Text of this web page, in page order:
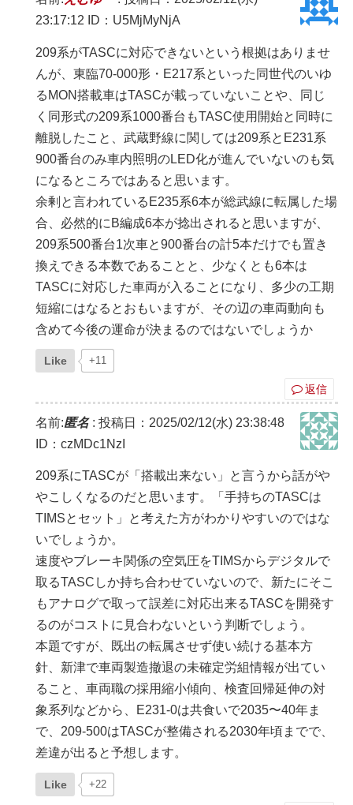
23:17:12
ID：U5MjMyNjA
209系がTASCに対応できないという根拠はありませ
んが、東臨70-000形・E217系といった同世代のいゆ
るMON搭載車はTASCが載っていないことや、同じ
く同形式の209系1000番台もTASC使用開始と同時に
離脱したこと、武蔵野線に関しては209系とE231系
900番台のみ車内照明のLED化が進んでいないのも気
になるところではあると思います。
余剰と言われているE235系6本が総武線に転属した場
合、必然的にB編成6本が捻出されると思いますが、
209系500番台1次車と900番台の計5本だけでも置き
換えできる本数であることと、少なくとも6本は
TASCに対応した車両が入ることになり、多少の工期
短縮にはなるとおもいますが、その辺の車両動向も
含めて今後の運命が決まるのではないでしょうか
Like +11
返信
名前:匿名: 投稿日：2025/02/12(水) 23:38:48
ID：czMDc1NzI
209系にTASCが「搭載出来ない」と言うから話がや
やこしくなるのだと思います。「手持ちのTASCは
TIMSとセット」と考えた方がわかりやすいのではな
いでしょうか。
速度やブレーキ関係の空気圧をTIMSからデジタルで
取るTASCしか持ち合わせていないので、新たにそこ
もアナログで取って誤差に対応出来るTASCを開発す
るのがコストに見合わないという判断でしょう。
本題ですが、既出の転属させず使い続ける基本方
針、新津で車両製造撤退の未確定労組情報が出てい
ること、車両職の採用縮小傾向、検査回帰延伸の対
象系列などから、E231-0は共食いで2035〜40年ま
で、209-500はTASCが整備される2030年頃までで、
差違が出ると予想します。
Like +22